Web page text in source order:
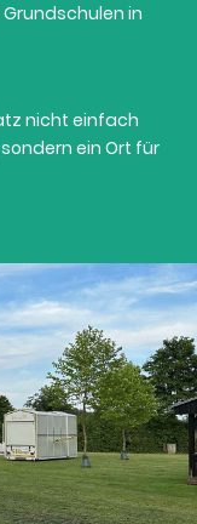
in
nicht einfach
ein Ort für